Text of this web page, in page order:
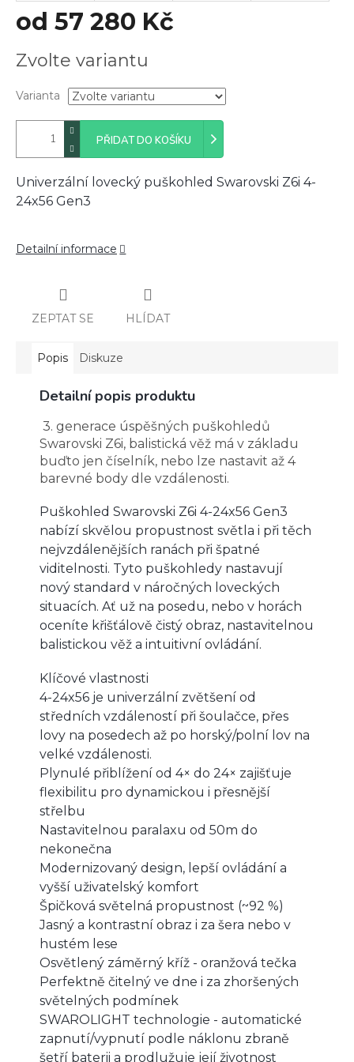
od 57 280 Kč
cena:
Zvolte variantu
Varianta
PŘIDAT DO KOŠÍKU
Univerzální lovecký puškohled Swarovski Z6i 4-
24x56 Gen3
Detailní informace
ZEPTAT SE HLÍDAT
Popis Diskuze
Detailní popis produktu
3. generace úspěšných puškohledů
Swarovski Z6i, balistická věž má v základu
buďto jen číselník, nebo lze nastavit až 4
barevné body dle vzdálenosti.
Puškohled Swarovski Z6i 4-24x56 Gen3
nabízí skvělou propustnost světla i při těch
nejvzdálenějších ranách při špatné
viditelnosti. Tyto puškohledy nastavují
nový standard v náročných loveckých
situacích. Ať už na posedu, nebo v horách
oceníte křišťálově čistý obraz, nastavitelnou
balistickou věž a intuitivní ovládání.
Klíčové vlastnosti
4-24x56 je univerzální zvětšení od
středních vzdáleností při šoulačce, přes
lovy na posedech až po horský/polní lov na
velké vzdálenosti.
Plynulé přiblížení od 4× do 24× zajišťuje
flexibilitu pro dynamickou i přesnější
střelbu
Nastavitelnou paralaxu od 50m do
nekonečna
Modernizovaný design, lepší ovládání a
vyšší uživatelský komfort
Špičková světelná propustnost (~92 %)
Jasný a kontrastní obraz i za šera nebo v
hustém lese
Osvětlený záměrný kříž - oranžová tečka
Perfektně čitelný ve dne i za zhoršených
světelných podmínek
SWAROLIGHT technologie - automatické
zapnutí/vypnutí podle náklonu zbraně
šetří baterii a prodlužuje její životnost